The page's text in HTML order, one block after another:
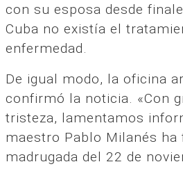
con su esposa desde
Cuba no existía el
enfermedad.
De igual modo, la oficina
confirmó la noticia. «Con
tristeza, lamentamos
maestro Pablo Milanés ha
madrugada del 22 de